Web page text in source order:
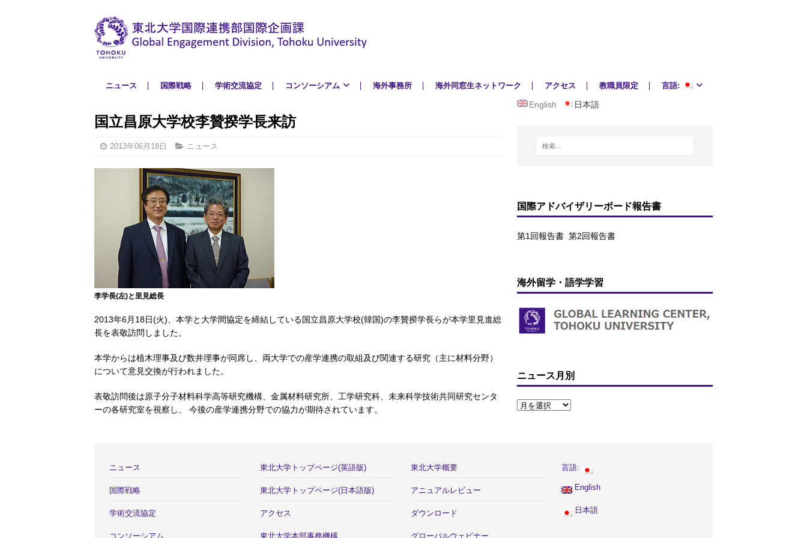
ニュース 国際戦略 学術交流協定 コンソーシアム 海外事務所 海外同窓生ネットワーク アクセス 教職員限定 言語:
国立昌原大学校李贊揆学長来訪
2013年06月18日 ニュース
李学長(左)と里見総長
2013年6月18日(火)、本学と大学間協定を締結している国立昌原大学校(韓国)の李贊揆学長らが本学里見進総
長を表敬訪問しました。
本学からは植木理事及び数井理事が同席し、両大学での産学連携の取組及び関連する研究（主に材料分野）
について意見交換が行われました。
表敬訪問後は原子分子材料科学高等研究機構、金属材料研究所、工学研究科、未来科学技術共同研究センタ
ーの各研究室を視察し、 今後の産学連携分野での協力が期待されています。
English 日本語
国際アドバイザリーボード報告書
第1回報告書 第2回報告書
海外留学・語学学習
ニュース月別
ニュース
国際戦略
学術交流協定
コンソーシアム
東北大学トップページ(英語版)
東北大学トップページ(日本語版)
アクセス
東北大学本部事務機構
東北大学概要
アニュアルレビュー
ダウンロード
グローバルウェビナー
言語:
English
日本語